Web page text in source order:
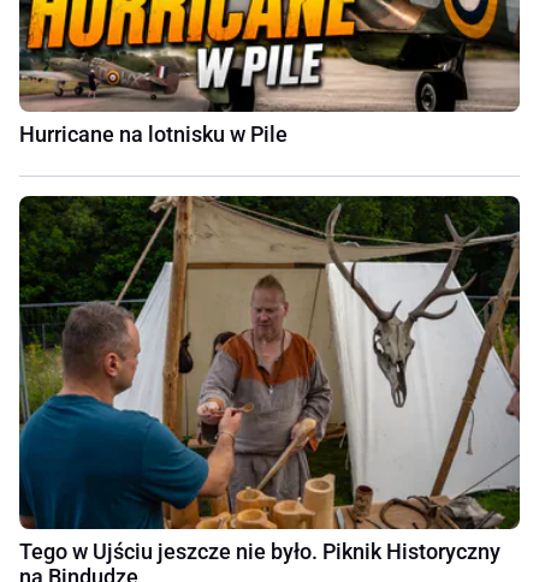
Hurricane na lotnisku w Pile
Tego w Ujściu jeszcze nie było. Piknik Historyczny
na Bindudze